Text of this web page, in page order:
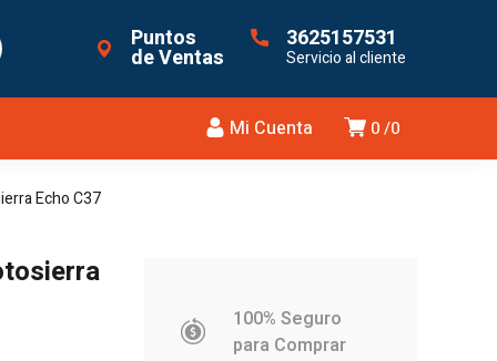
Puntos
de Ventas
3625157531
Servicio al cliente
0 0
Mi Cuenta
Echo C37
100% Seguro
para Comprar